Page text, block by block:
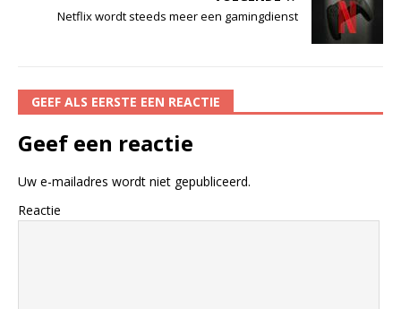
Netflix wordt steeds meer een gamingdienst
GEEF ALS EERSTE EEN REACTIE
Geef een reactie
Uw e-mailadres wordt niet gepubliceerd.
Reactie